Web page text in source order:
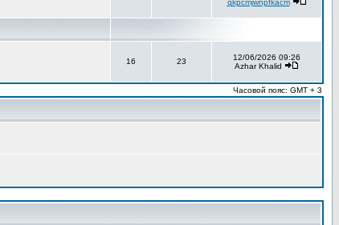
qkpcmjwnpfkacm
16 23
12/06/2026 09:26
Azhar Khalid
Часовой пояс: GMT + 3